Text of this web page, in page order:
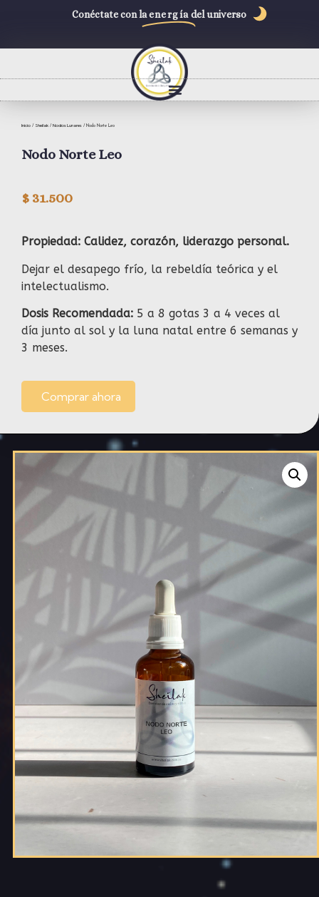
Conéctate con la energía del universo
Inicio / Sheilak / Nodos Lunares / Nodo Norte Leo
Nodo Norte Leo
$ 31.500
Propiedad: Calidez, corazón, liderazgo personal.
Dejar el desapego frío, la rebeldía teórica y el
intelectualismo.
Dosis Recomendada: 5 a 8 gotas 3 a 4 veces al
día junto al sol y la luna natal entre 6 semanas y
3 meses.
Comprar ahora